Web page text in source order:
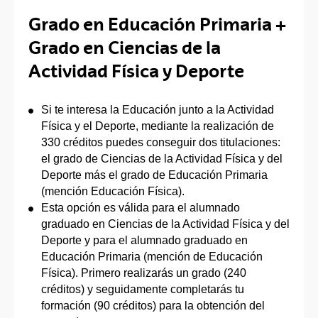
Grado en Educación Primaria +
Grado en Ciencias de la
Actividad Física y Deporte
Si te interesa la Educación junto a la Actividad
Física y el Deporte, mediante la realización de
330 créditos puedes conseguir dos titulaciones:
el grado de Ciencias de la Actividad Física y del
Deporte más el grado de Educación Primaria
(mención Educación Física).
Esta opción es válida para el alumnado
graduado en Ciencias de la Actividad Física y del
Deporte y para el alumnado graduado en
Educación Primaria (mención de Educación
Física). Primero realizarás un grado (240
créditos) y seguidamente completarás tu
formación (90 créditos) para la obtención del